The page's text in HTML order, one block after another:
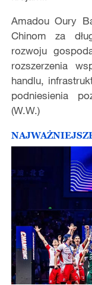
Amadou Oury
Chinom za
rozwoju
rozszerzenia
handlu,
podniesienia
(W.W.)